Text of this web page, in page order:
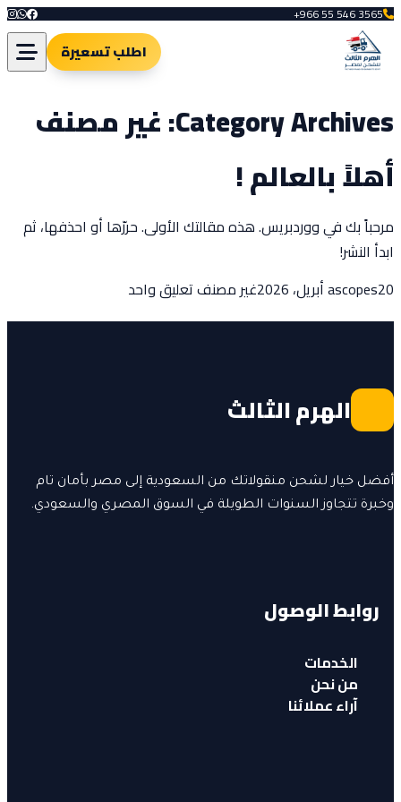
+966 55 546 3565
اطلب تسعيرة
Category Archives: غير مصنف
أهلاً بالعالم !
مرحباً بك في ووردبريس. هذه مقالتك الأولى. حررّها أو احذفها، ثم
ابدأ النشر!
Posted by
ascopes20 أبريل، 2026 Posted in
غير مصنفتعليق واحد
الهرم الثالث
أفضل خيار لشحن منقولاتك من السعودية إلى مصر بأمان تام
وخبرة تتجاوز السنوات الطويلة في السوق المصري والسعودي.
روابط الوصول
الخدمات
من نحن
آراء عملائنا